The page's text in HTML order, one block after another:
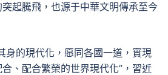
起騰飛，也源于中華文明傳承至今
身的現代化，愿同各國一道，實現
、配合繁榮的世界現代化”，習近